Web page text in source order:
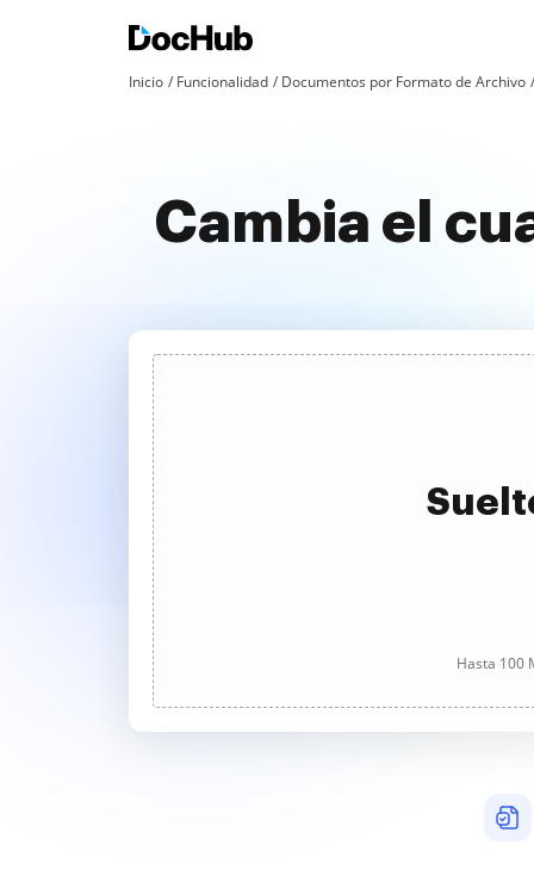
Inicio Funcionalidad Documentos por Formato de Archivo
Cambia el
Hasta 100